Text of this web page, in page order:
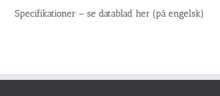
Specifikationer – se datablad her (på engelsk)